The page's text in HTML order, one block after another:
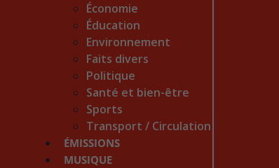
Économie
Éducation
Environnement
Faits divers
Politique
Santé et bien-être
Sports
Transport / Circulation
ÉMISSIONS
MUSIQUE